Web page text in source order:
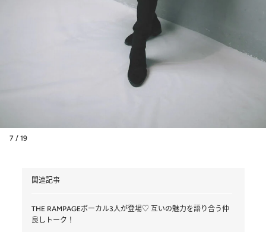
7 / 19
関連記事
THE RAMPAGEボーカル3人が登場♡ 互いの魅力を語り合う仲
良しトーク！